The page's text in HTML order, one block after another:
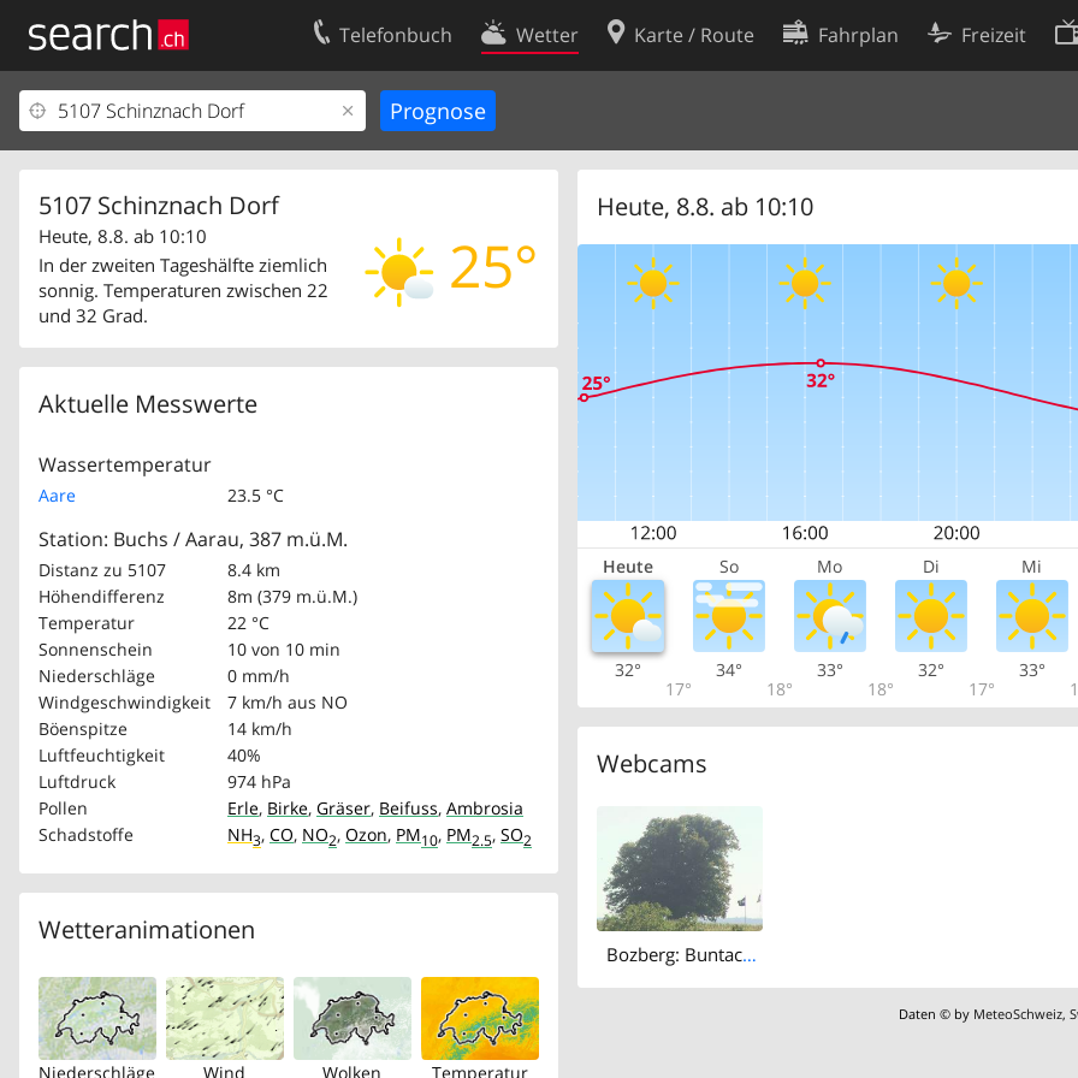
Telefonbuch Wetter Karte / Route Fahrplan Freizeit
5107 Schinznach Dorf
25°
Heute, 8.8. ab 10:10
In der zweiten Tageshälfte ziemlich
sonnig. Temperaturen zwischen 22
und 32 Grad.
Aktuelle Messwerte
Wassertemperatur
Aare 23.5 °C
Station: Buchs / Aarau, 387 m.ü.M.
Distanz zu 5107
8.4 km
Höhendifferenz
8m (379 m.ü.M.)
Temperatur
22 °C
Sonnenschein
10 von 10 min
Niederschläge
0 mm/h
Windgeschwindigkeit
7 km/h aus NO
Böenspitze
14 km/h
Luftfeuchtigkeit
40%
Luftdruck
974 hPa
Pollen
Erle, Birke, Gräser, Beifuss, Ambrosia
Schadstoffe
NH3, CO, NO2, Ozon, PM10, PM2.5, SO2
Wetteranimationen
Niederschläge Wind Wolken Temperatur
Heute, 8.8. ab 10:10
Heute So Mo Di Mi
32°
17°
34°
18°
33°
18°
32°
17°
33°
Webcams
Bozberg: Buntacher › North-east: the Lime Tree at Linn
Daten © by MeteoSchweiz,
Ihr Eintrag
Kundencenter Geschäftskunden
Kontakt
Nutzungsbedingungen
Cookie-Einstellungen